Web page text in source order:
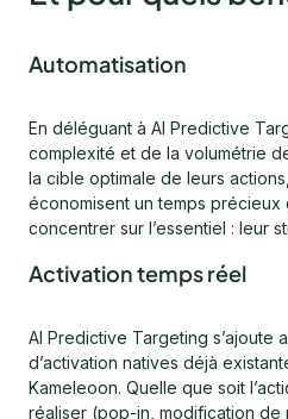
Automatisation
En déléguant à AI Predictive
complexité et de la volumétrie
la cible optimale de leurs
économisent un temps précieux
concentrer sur l’essentiel : leur
Activation temps réel
AI Predictive Targeting s’ajoute
d’activation natives déjà
Kameleoon. Quelle que soit
réaliser (pop-in, modification